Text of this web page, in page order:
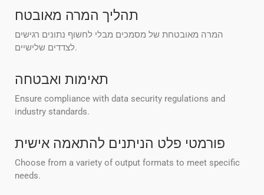
תהליך המרה מאובטח
המרה מאובטחת של מסמכים מבלי לחשוף נתונים רגישים
לצדדים שלישיים.
תאימות ואבטחה
Ensure compliance with data security regulations and
industry standards.
פורמטי פלט הניתנים להתאמה אישית
Choose from a variety of output formats to meet specific
needs.